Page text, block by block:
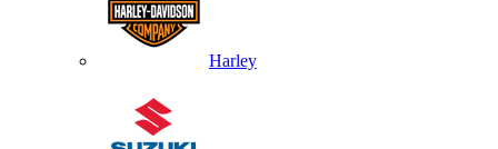
Harley